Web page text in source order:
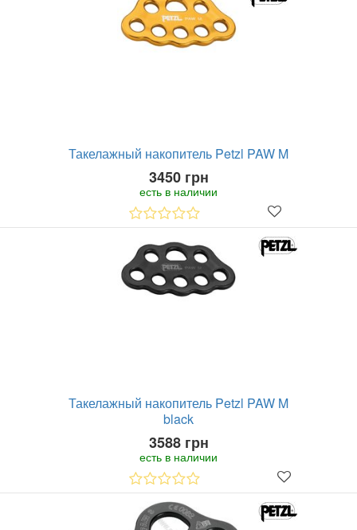
Такелажный накопитель Petzl PAW M
3450 грн
есть в наличии
Такелажный накопитель Petzl PAW M
black
3588 грн
есть в наличии